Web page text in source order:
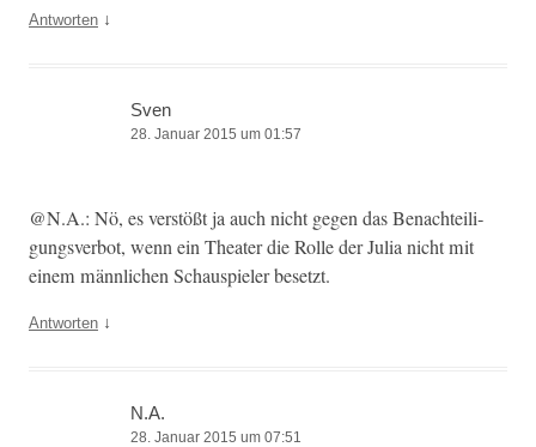
Antworten ↓
Sven
28. Januar 2015 um 01:57
@N.A.: Nö, es ver­stößt ja auch nicht gegen das Benachteili­
gungsver­bot, wenn ein The­ater die Rolle der Julia nicht mit
einem männlichen Schaus­piel­er besetzt.
Antworten ↓
N.A.
28. Januar 2015 um 07:51